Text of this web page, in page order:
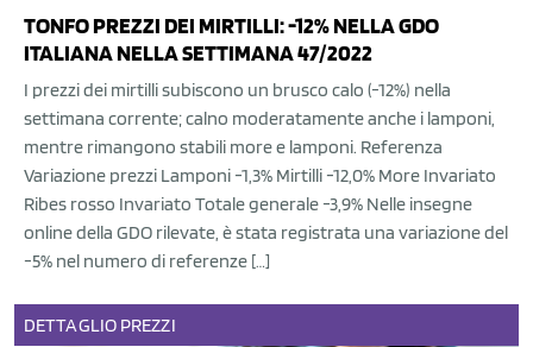
TONFO PREZZI DEI MIRTILLI: -12% NELLA GDO
ITALIANA NELLA SETTIMANA 47/2022
I prezzi dei mirtilli subiscono un brusco calo (-12%) nella
settimana corrente; calno moderatamente anche i lamponi,
mentre rimangono stabili more e lamponi. Referenza
Variazione prezzi Lamponi -1,3% Mirtilli -12,0% More Invariato
Ribes rosso Invariato Totale generale -3,9% Nelle insegne
online della GDO rilevate, è stata registrata una variazione del
-5% nel numero di referenze […]
DETTAGLIO PREZZI